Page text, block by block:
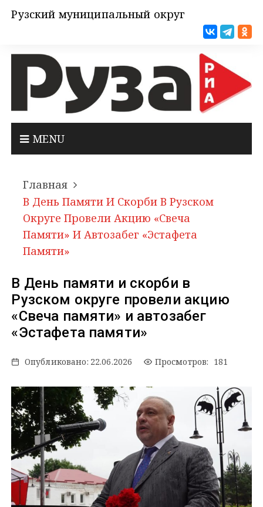
Рузский муниципальный округ
MENU
Главная
В День Памяти И Скорби В Рузском
Округе Провели Акцию «Свеча
Памяти» И Автозабег «Эстафета
Памяти»
В День памяти и скорби в
Рузском округе провели акцию
«Свеча памяти» и автозабег
«Эстафета памяти»
Опубликовано: 22.06.2026 Просмотров: 181